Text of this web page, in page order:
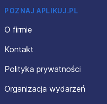
POZNAJ APLIKUJ.PL
O firmie
Kontakt
Polityka prywatności
Organizacja wydarzeń